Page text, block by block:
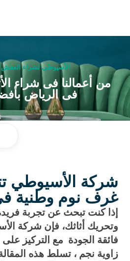
الأسيوطي لشراء
من أعمالنا فى شراء
فى الرياض
شركة الأسيوطي
غرف نوم وطنية
إذا كنت تبحث عن تجربة
وتحريك أثاثك، فإن شركة
فائقة الجودة مع التركيز
زاوية نجم ، تسلط هذه